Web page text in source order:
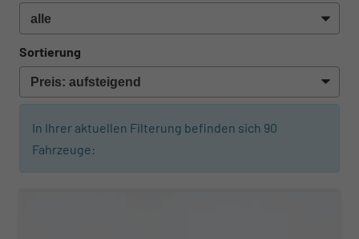
Sortierung
In Ihrer aktuellen Filterung befinden sich 90
Fahrzeuge: